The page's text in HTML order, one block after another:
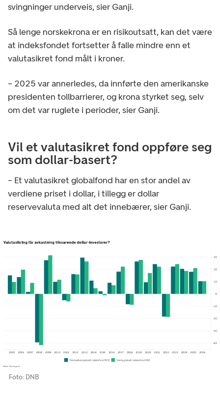
svingninger underveis, sier Ganji.
Så lenge norskekrona er en risikoutsatt, kan det være
at indeksfondet fortsetter å falle mindre enn et
valutasikret fond målt i kroner.
– 2025 var annerledes, da innførte den amerikanske
presidenten tollbarrierer, og krona styrket seg, selv
om det var ruglete i perioder, sier Ganji.
Vil et valutasikret fond oppføre seg
som dollar-basert?
– Et valutasikret globalfond har en stor andel av
verdiene priset i dollar, i tillegg er dollar
reservevaluta med alt det innebærer, sier Ganji.
Foto: DNB